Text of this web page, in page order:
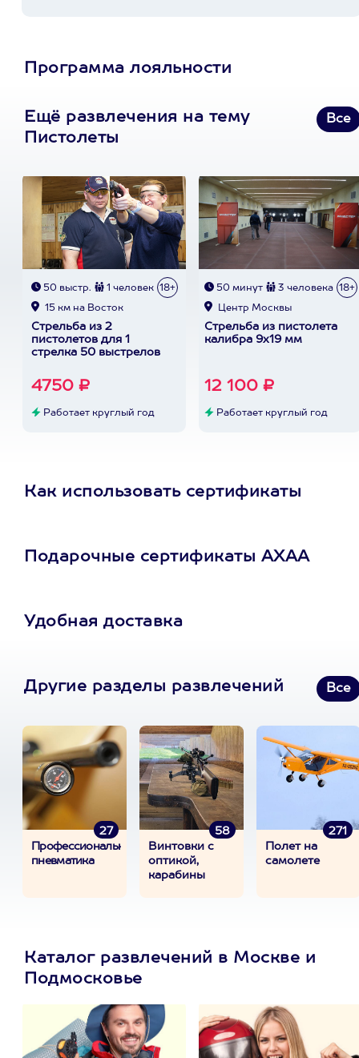
Программа лояльности
Ещё развлечения на тему
Пистолеты
Все
50 выстр. 1 человек 18+
15 км на Восток
Стрельба из 2
пистолетов для 1
стрелка 50 выстрелов
4750 ₽
Работает круглый год
50 минут 3 человека 18+
Центр Москвы
Стрельба из пистолета
калибра 9х19 мм
12 100 ₽
Работает круглый год
Как использовать сертификаты
Подарочные сертификаты АХАА
Удобная доставка
Другие разделы развлечений Все
27
Профессиональная
пневматика
58
Винтовки с
оптикой,
карабины
271
Полет на
самолете
Каталог развлечений в Москве и
Подмосковье